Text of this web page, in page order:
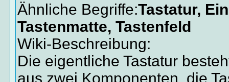
Ähnliche Begriffe:Tastatur,
Tastenmatte, Tastenfeld
Wiki-Beschreibung:
Die eigentliche Tastatur
aus zwei Komponenten, die